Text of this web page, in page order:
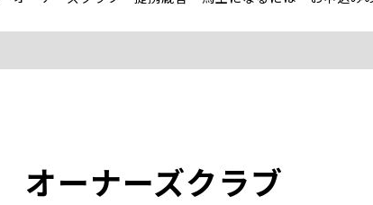
オーナーズクラブ